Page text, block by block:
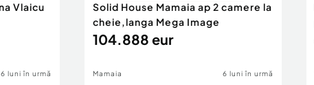
Vlaicu
6 luni în urmă
Solid House Mamaia ap 2 camere la
cheie,langa Mega Image
104.888 eur
Mamaia 6 luni în urmă